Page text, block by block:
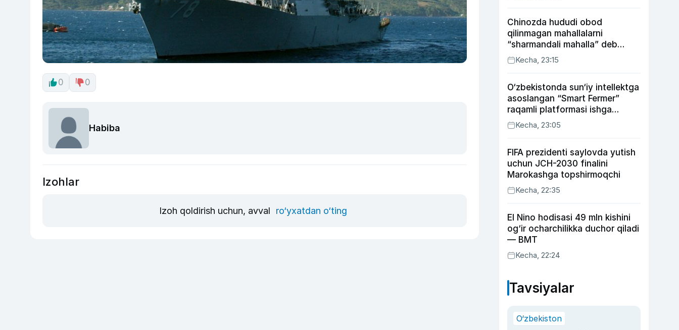
0 0
Habiba
Izohlar
Izoh qoldirish uchun, avval ro‘yxatdan o‘ting
Chinozda hududi obod
qilinmagan mahallalarni
“sharmandali mahalla” deb
belgilash boshlandi
Kecha, 23:15
O‘zbekistonda sun‘iy intellektga
asoslangan “Smart Fermer”
raqamli platformasi ishga
tushiriladi
Kecha, 23:05
FIFA prezidenti saylovda yutish
uchun JCH-2030 finalini
Marokashga topshirmoqchi
Kecha, 22:35
El Nino hodisasi 49 mln kishini
og‘ir ocharchilikka duchor qiladi
— BMT
Kecha, 22:24
Tavsiyalar
O‘zbekiston